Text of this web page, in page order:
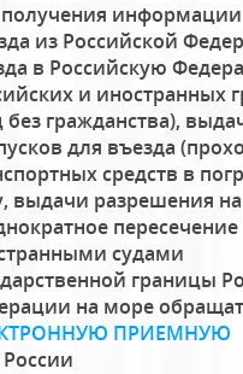
информации
из Российской
в Российскую
и иностранных
без гражданства),
для въезда
средств в
выдачи разрешения на
пересечение
судами
границы
на море
ПРИЕМНУЮ